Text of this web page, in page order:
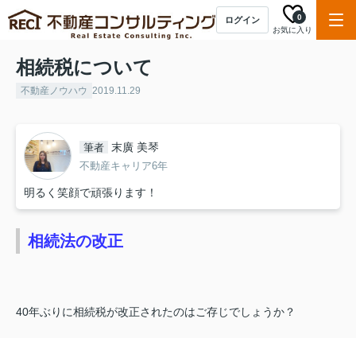
ログイン
お気に入り
0
相続税について
不動産ノウハウ 2019.11.29
筆者 末廣 美琴
不動産キャリア6年
明るく笑顔で頑張ります！
相続法の改正
40年ぶりに相続税が改正されたのはご存じでしょうか？